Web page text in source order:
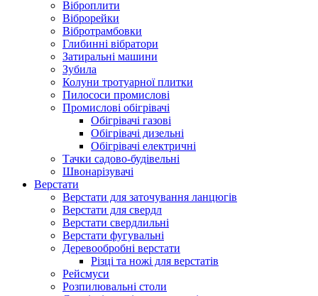
Віброплити
Віброрейки
Вібротрамбовки
Глибинні вібратори
Затиральні машини
Зубила
Колуни тротуарної плитки
Пилососи промислові
Промислові обігрівачі
Обігрівачі газові
Обігрівачі дизельні
Обігрівачі електричні
Тачки садово-будівельні
Швонарізувачі
Верстати
Верстати для заточування ланцюгів
Верстати для свердл
Верстати свердлильні
Верстати фугувальні
Деревообробні верстати
Різці та ножі для верстатів
Рейсмуси
Розпилювальні столи